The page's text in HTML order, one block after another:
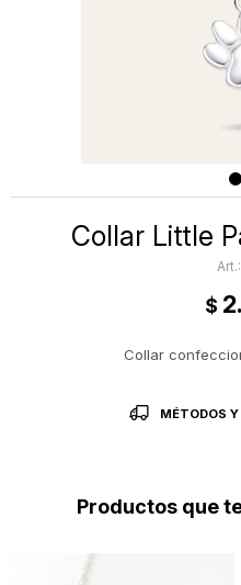
Collar Little
$
Collar
MÉTODOS
Productos que